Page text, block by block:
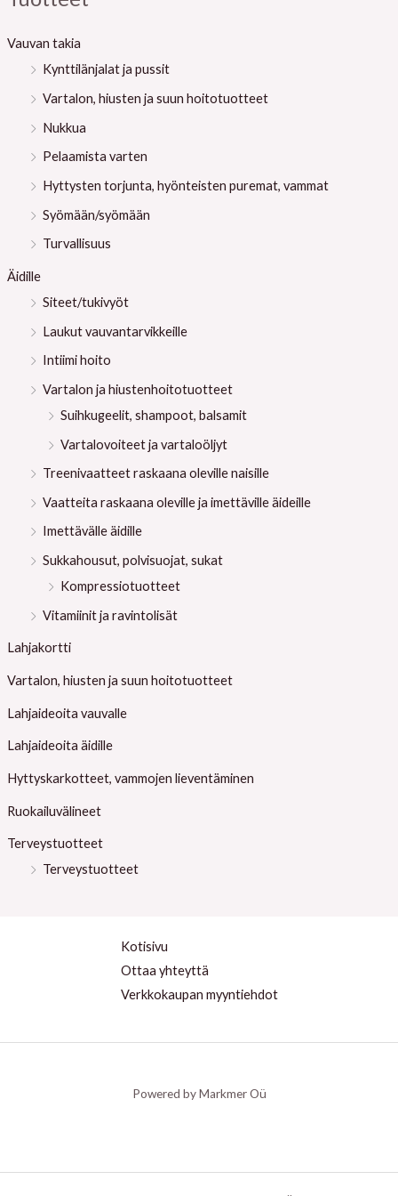
Vauvan takia
Kynttilänjalat ja pussit
Vartalon, hiusten ja suun hoitotuotteet
Nukkua
Pelaamista varten
Hyttysten torjunta, hyönteisten puremat, vammat
Syömään/syömään
Turvallisuus
Äidille
Siteet/tukivyöt
Laukut vauvantarvikkeille
Intiimi hoito
Vartalon ja hiustenhoitotuotteet
Suihkugeelit, shampoot, balsamit
Vartalovoiteet ja vartaloöljyt
Treenivaatteet raskaana oleville naisille
Vaatteita raskaana oleville ja imettäville äideille
Imettävälle äidille
Sukkahousut, polvisuojat, sukat
Kompressiotuotteet
Vitamiinit ja ravintolisät
Lahjakortti
Vartalon, hiusten ja suun hoitotuotteet
Lahjaideoita vauvalle
Lahjaideoita äidille
Hyttyskarkotteet, vammojen lieventäminen
Ruokailuvälineet
Terveystuotteet
Terveystuotteet
Kotisivu
Ottaa yhteyttä
Verkkokaupan myyntiehdot
Powered by Markmer Oü